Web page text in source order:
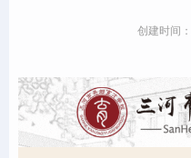
创建时间：